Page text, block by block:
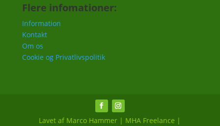
Flere infomationer:
Information
Kontakt
Om os
Cookie og Privatlivspolitik
Lavet af Marco Hammer | MHA Freelance |